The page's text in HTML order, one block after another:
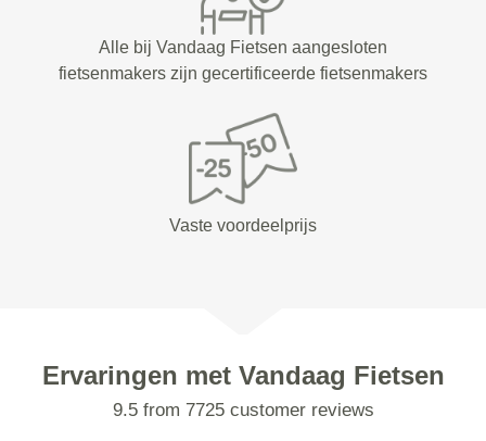
Alle bij Vandaag Fietsen aangesloten
fietsenmakers zijn gecertificeerde fietsenmakers
Vaste voordeelprijs
Ervaringen met Vandaag Fietsen
9.5 from 7725 customer reviews